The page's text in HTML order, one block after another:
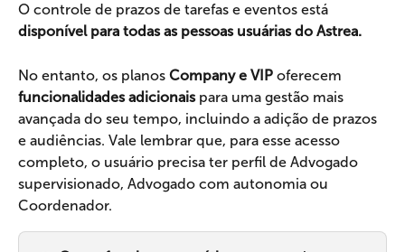
O controle de prazos de tarefas e eventos está
disponível para todas as pessoas usuárias do Astrea.
No entanto, os planos Company e VIP oferecem
funcionalidades adicionais para uma gestão mais
avançada do seu tempo, incluindo a adição de prazos
e audiências. Vale lembrar que, para esse acesso
completo, o usuário precisa ter perfil de Advogado
supervisionado, Advogado com autonomia ou
Coordenador.